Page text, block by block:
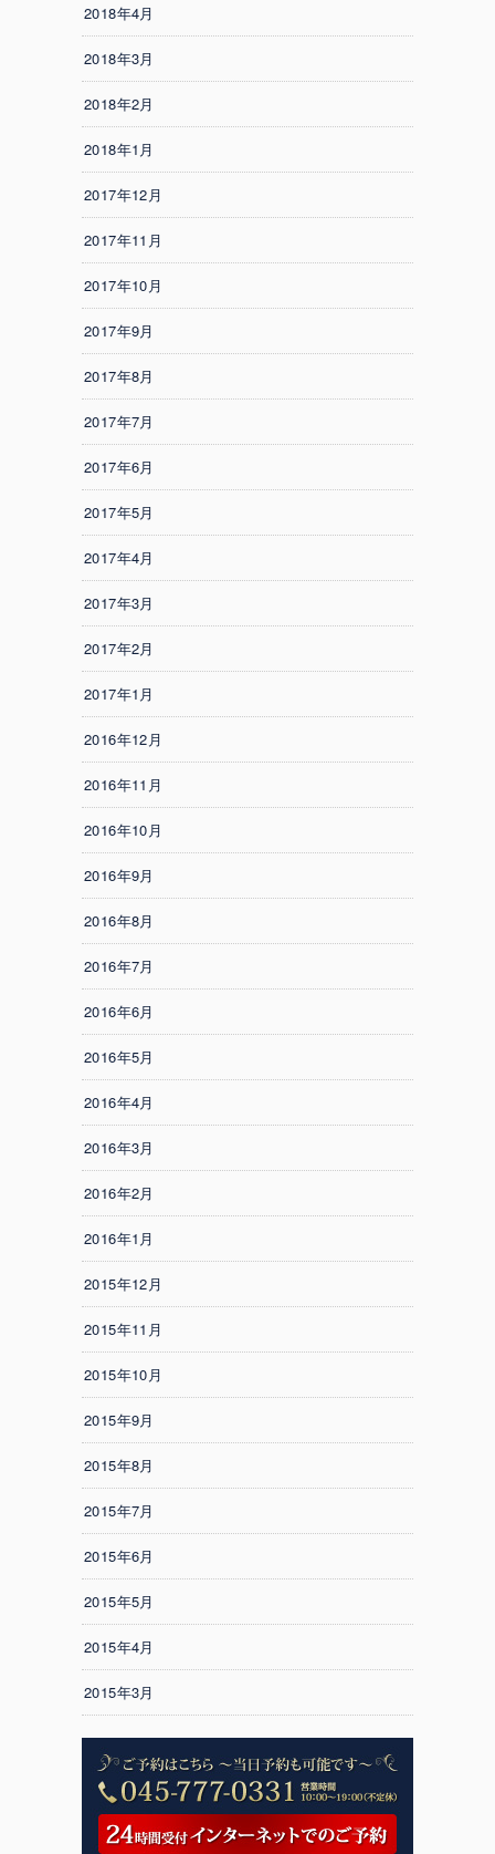
2018年4月
2018年3月
2018年2月
2018年1月
2017年12月
2017年11月
2017年10月
2017年9月
2017年8月
2017年7月
2017年6月
2017年5月
2017年4月
2017年3月
2017年2月
2017年1月
2016年12月
2016年11月
2016年10月
2016年9月
2016年8月
2016年7月
2016年6月
2016年5月
2016年4月
2016年3月
2016年2月
2016年1月
2015年12月
2015年11月
2015年10月
2015年9月
2015年8月
2015年7月
2015年6月
2015年5月
2015年4月
2015年3月